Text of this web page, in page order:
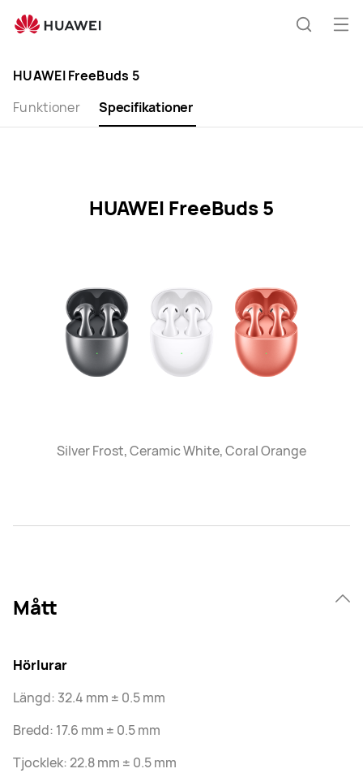
FreeBuds
Specification
HUAWEI FreeBuds 5
Funktioner
Specifikationer
HUAWEI FreeBuds 5
Silver Frost, Ceramic White, Coral Orange
Mått
Hörlurar
Längd: 32.4 mm ± 0.5 mm
Bredd: 17.6 mm ± 0.5 mm
Tjocklek: 22.8 mm ± 0.5 mm